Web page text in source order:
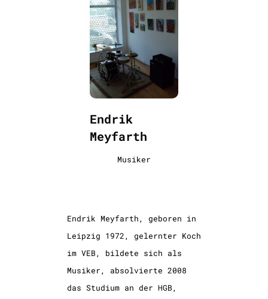
Endrik
Meyfarth
Musiker
Endrik Meyfarth, geboren in
Leipzig 1972, gelernter Koch
im VEB, bildete sich als
Musiker, absolvierte 2008
das Studium an der HGB,